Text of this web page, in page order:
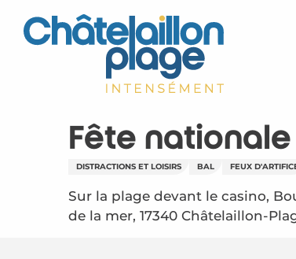
contenu
Fête
DISTRACTIONS ET LOISIRS BAL FEUX
Sur la plage devant le casino,
de la mer, 17340 Châtelaillon-